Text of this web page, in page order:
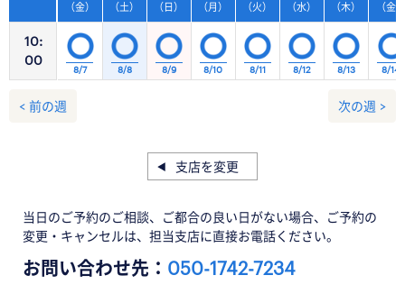
10:
00
（金） （土） （日） （月） （火） （水） （木）
8/7 8/8 8/9 8/10 8/11 8/12 8/13
（金）
8/14
< 前の週 次の週 >
支店を変更
当日のご予約のご相談、ご都合の良い日がない場合、ご予約の
変更・キャンセルは、担当支店に直接お電話ください。
お問い合わせ先： 050-1742-7234